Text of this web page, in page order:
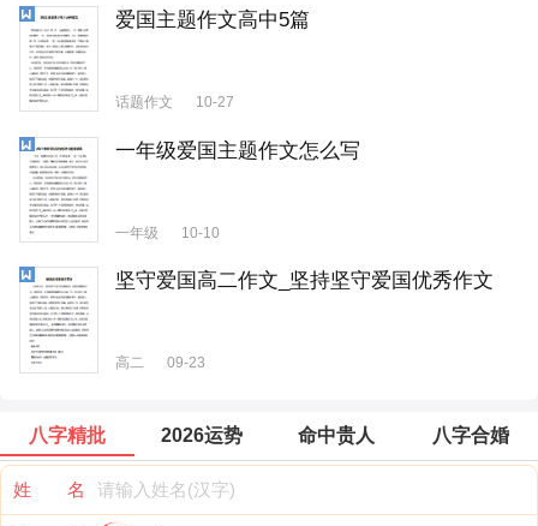
爱国主题作文高中5篇
话题作文 10-27
一年级爱国主题作文怎么写
一年级 10-10
坚守爱国高二作文_坚持坚守爱国优秀作文
高二 09-23
八字精批 2026运势 命中贵人 八字合婚
姓 名